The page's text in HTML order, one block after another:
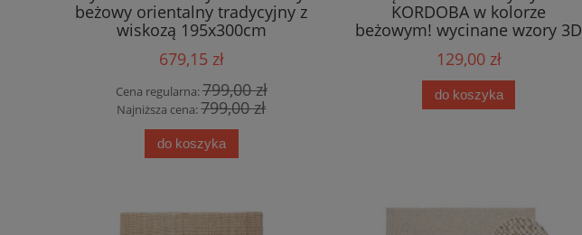
beżowy orientalny tradycyjny z
wiskozą 195x300cm
679,15 zł
Cena regularna:799,00 zł
Najniższa cena:799,00 zł
do koszyka
KORDOBA w kolorze
beżowym! wycinane wzory 3D
129,00 zł
do koszyka